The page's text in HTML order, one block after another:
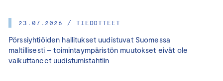
23.07.2026 / TIEDOTTEET
Pörssiyhtiöiden hallitukset uudistuvat Suomessa
maltillisesti – toimintaympäristön muutokset eivät ole
vaikuttaneet uudistumistahtiin